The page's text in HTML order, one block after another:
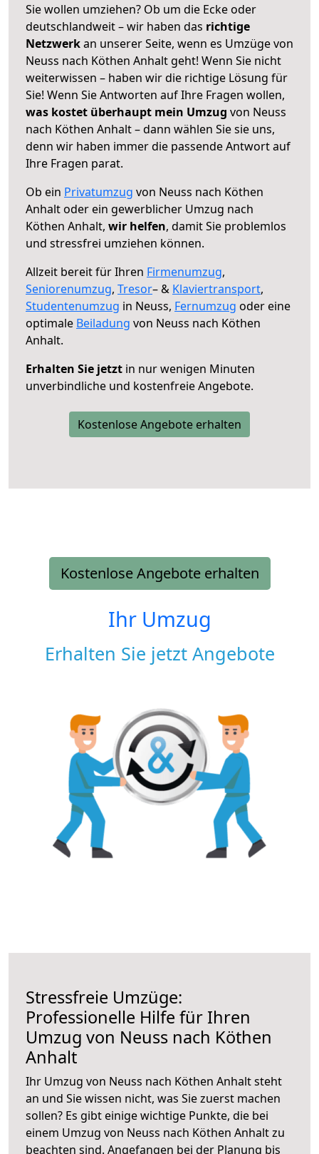
Sie wollen umziehen? Ob um die Ecke oder
deutschlandweit – wir haben das richtige
Netzwerkan unserer Seite, wenn es Umzüge von
Neuss nach Köthen Anhalt geht! Wenn Sie nicht
weiterwissen – haben wir die richtige Lösung für
Sie! Wenn Sie Antworten auf Ihre Fragen wollen,
was kostet überhaupt mein Umzug von Neuss
nach Köthen Anhalt – dann wählen Sie sie uns,
denn wir haben immer die passende Antwort auf
Ihre Fragen parat.
Ob ein Privatumzug von Neuss nach Köthen
Anhalt oder ein gewerblicher Umzug nach
Köthen Anhalt, wir helfen, damit Sie problemlos
und stressfrei umziehen können.
Allzeit bereit für Ihren Firmenumzug,
Seniorenumzug, Tresor– & Klaviertransport,
Studentenumzug in Neuss, Fernumzug oder eine
optimale Beiladung von Neuss nach Köthen
Anhalt.
Erhalten Sie jetzt in nur wenigen Minuten
unverbindliche und kostenfreie Angebote.
Kostenlose Angebote erhalten
Kostenlose Angebote erhalten
Ihr Umzug
Erhalten Sie jetzt Angebote
Stressfreie Umzüge:
Professionelle Hilfe für Ihren
Umzug von Neuss nach Köthen
Anhalt
Ihr Umzug von Neuss nach Köthen Anhalt steht
an und Sie wissen nicht, was Sie zuerst machen
sollen? Es gibt einige wichtige Punkte, die bei
einem Umzug von Neuss nach Köthen Anhalt zu
beachten sind. Angefangen bei der Planung bis